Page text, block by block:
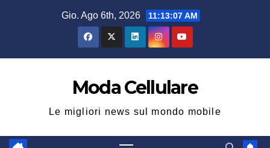
Gio. Ago 6th, 2026 11:13:08 AM
Moda Cellulare
Le migliori news sul mondo mobile